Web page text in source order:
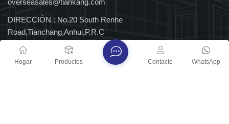
overseasales@tiankang.com
DIRECCIÓN : No.20 South Renhe
Road,Tianchang,Anhui,P.R.C
Derechos de autor @ 2026 ANHUI TIANKANG (GRUPO)
Hogar Productos WhatsApp
Contacto